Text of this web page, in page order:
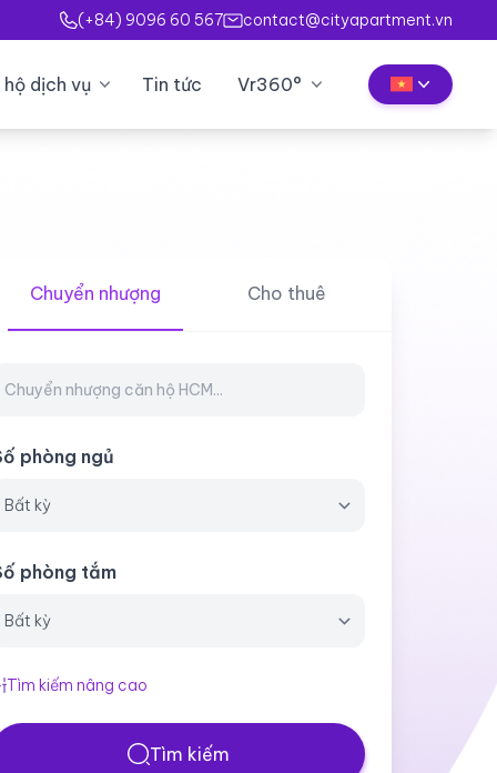
(+84) 9096 60 567 contact@cityapartment.vn
hộ dịch vụ Tin tức Vr360°
Chuyển nhượng Cho thuê
phòng ngủ
phòng tắm
Tìm kiếm nâng cao
Tìm kiếm